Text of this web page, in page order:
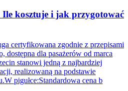
Ile kosztuje i jak przygotować
certyfikowana zgodnie z przepisami
dla pasażerów od marca
stanowi jedną z najbardziej
realizowaną na podstawie
pigułce:Standardowa cena b